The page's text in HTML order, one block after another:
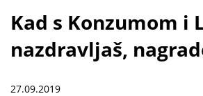
Kad s Konzumom i
nazdravljaš,
27.09.2019